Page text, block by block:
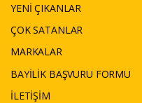
YENİ ÇIKANLAR
ÇOK SATANLAR
MARKALAR
BAYİLİK BAŞVURU FORMU
İLETİŞİM